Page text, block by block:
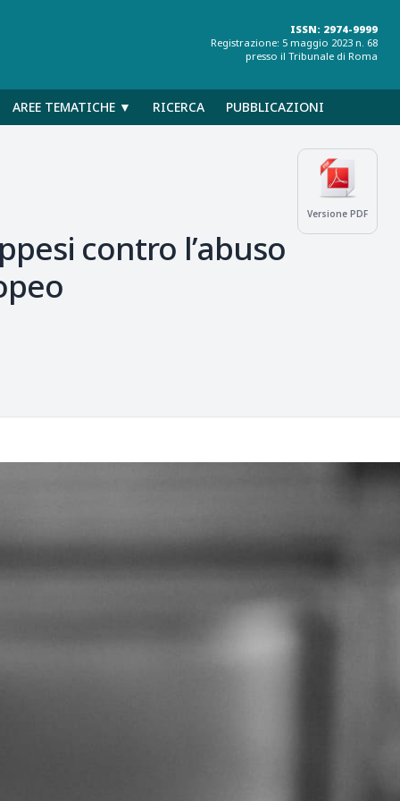
ISSN: 2974-9999
Registrazione: 5 maggio 2023 n. 68
presso il Tribunale di Roma
AREE TEMATICHE ▼ RICERCA PUBBLICAZIONI
Versione PDF
contro l’abuso